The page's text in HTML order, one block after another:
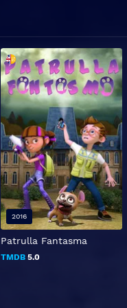
Patrulla Fantasma
TMDB 5.0
2016